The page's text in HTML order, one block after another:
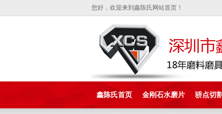
您好，欢迎来到鑫陈氏网站首页！
鑫陈氏首页 金刚石水磨片 骄点切